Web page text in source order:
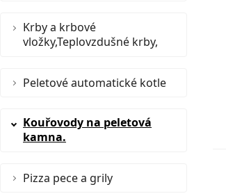
Krby a krbové
vložky,Teplovzdušné krby,
Peletové automatické kotle
Kouřovody na peletová
kamna.
Pizza pece a grily